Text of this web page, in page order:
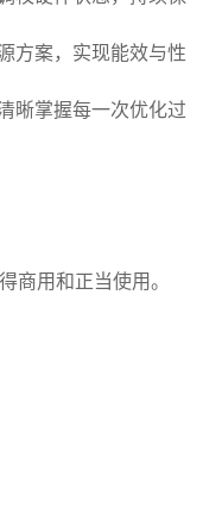
方案，实现能效与性
晰掌握每一次优化过
商用和正当使用。